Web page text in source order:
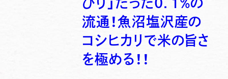
びり」たった0．1％の
流通！魚沼塩沢産の
コシヒカリで米の旨さ
を極める！！